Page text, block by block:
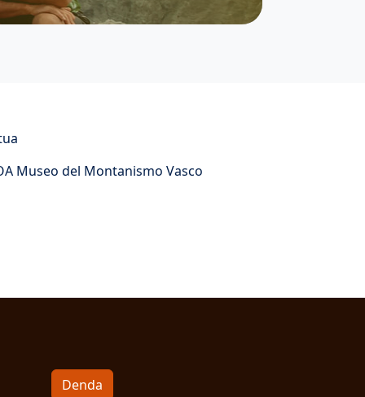
Museo del Montanismo Vasco
Denda